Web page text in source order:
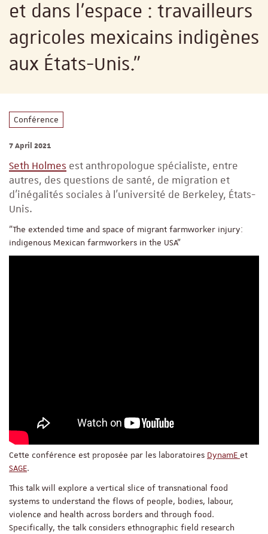
et dans l'espace : travailleurs
agricoles mexicains indigènes
aux États-Unis."
Conférence
7 April 2021
Seth Holmes est anthropologue spécialiste, entre
autres, des questions de santé, de migration et
d'inégalités sociales à l'université de Berkeley, États-
Unis.
"The extended time and space of migrant farmworker injury:
indigenous Mexican farmworkers in the USA"
Cette conférence est proposée par les laboratoires DynamE et
SAGE.
This talk will explore a vertical slice of transnational food
systems to understand the flows of people, bodies, labour,
violence and health across borders and through food.
Specifically, the talk considers ethnographic field research